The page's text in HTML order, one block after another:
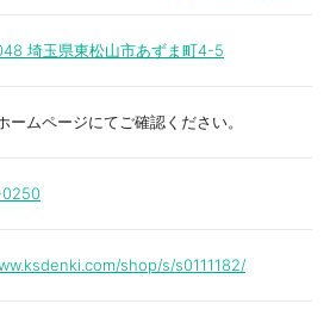
埼玉県東松山市あずま町4-5
ームページにてご確認ください。
shop/s/s0111182/